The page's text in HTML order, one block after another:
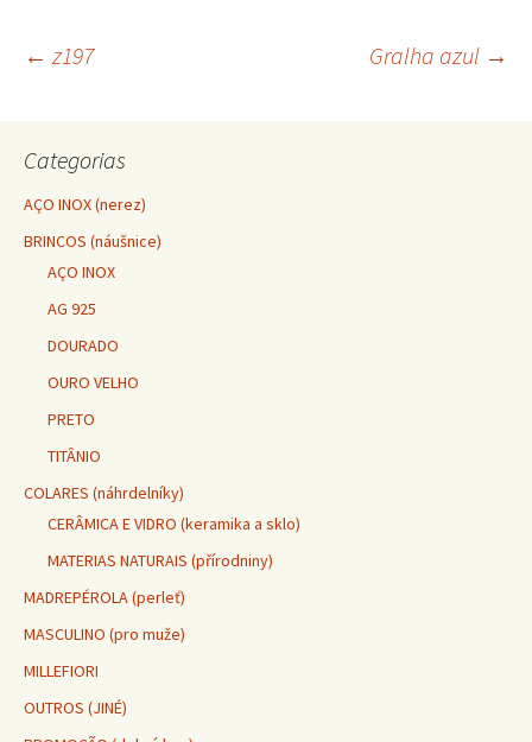
← z197 Gralha azul →
Categorias
AÇO INOX (nerez)
BRINCOS (náušnice)
AÇO INOX
AG 925
DOURADO
OURO VELHO
PRETO
TITÂNIO
COLARES (náhrdelníky)
CERÂMICA E VIDRO (keramika a sklo)
MATERIAS NATURAIS (přírodniny)
MADREPÉROLA (perleť)
MASCULINO (pro muže)
MILLEFIORI
OUTROS (JINÉ)